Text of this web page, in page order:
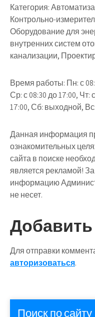
Категория:
Контрольно-
Оборудование для
внутренних систем
канализации,
Время работы: Пн: с
Ср: с 08:30 до 17:00, Чт:
17:00, Сб: выходной,
Данная информация
ознакомительных
сайта в поиске
является рекламой!
информацию
не несет.
Для отправки
авторизоваться.
Поиск по сайту